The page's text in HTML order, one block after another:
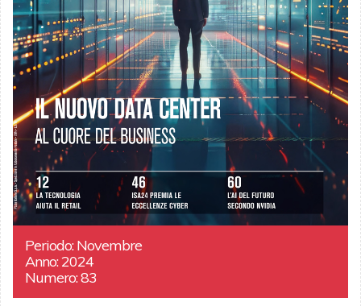
Periodo: Novembre
Anno: 2024
Numero: 83